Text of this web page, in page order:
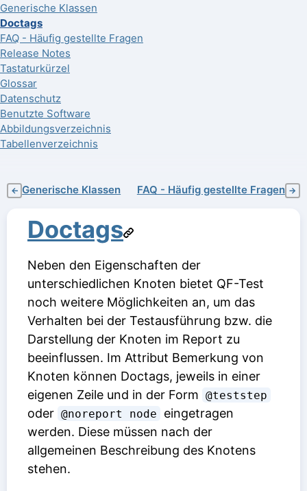
Generische Klassen
Doctags
FAQ - Häufig gestellte Fragen
Release Notes
Tastaturkürzel
Glossar
Datenschutz
Benutzte Software
Abbildungsverzeichnis
Tabellenverzeichnis
← Generische Klassen FAQ - Häufig gestellte Fragen →
Doctags
Neben den Eigenschaften der
unterschiedlichen Knoten bietet QF-Test
noch weitere Möglichkeiten an, um das
Verhalten bei der Testausführung bzw. die
Darstellung der Knoten im Report zu
beeinflussen. Im Attribut Bemerkung von
Knoten können Doctags, jeweils in einer
eigenen Zeile und in der Form @teststep
oder @noreport node
eingetragen
werden. Diese müssen nach der
allgemeinen Beschreibung des Knotens
stehen.